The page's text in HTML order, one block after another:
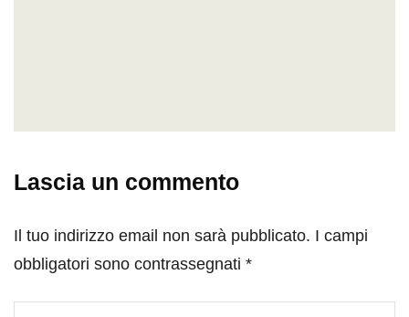
Lascia un commento
Il tuo indirizzo email non sarà pubblicato. I campi
obbligatori sono contrassegnati *